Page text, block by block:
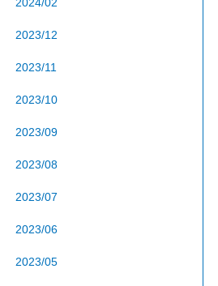
2023/12
2023/11
2023/10
2023/09
2023/08
2023/07
2023/06
2023/05